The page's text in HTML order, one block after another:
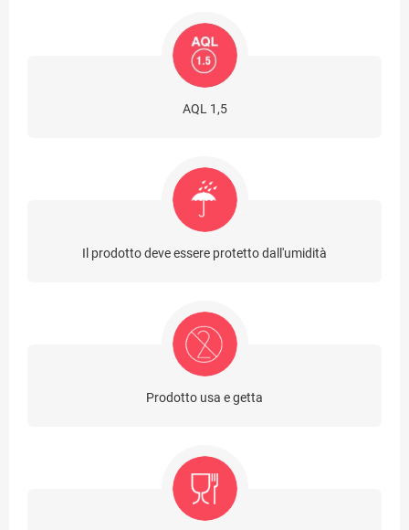
AQL 1,5
Il prodotto deve essere protetto dall'umidità
Prodotto usa e getta